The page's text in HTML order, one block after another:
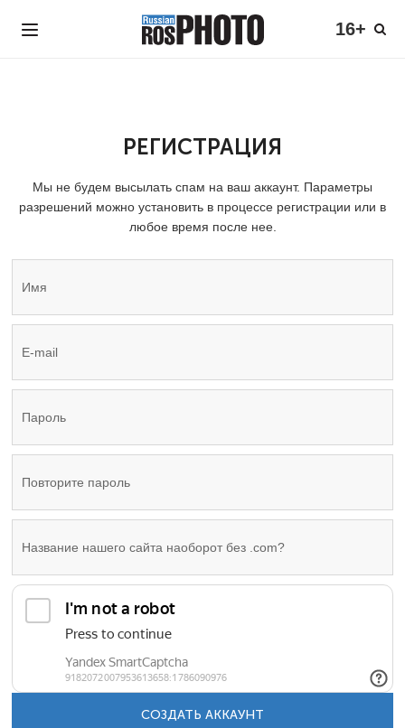
16+
РЕГИСТРАЦИЯ
Мы не будем высылать спам на ваш аккаунт. Параметры
разрешений можно установить в процессе регистрации или в
любое время после нее.
СОЗДАТЬ АККАУНТ